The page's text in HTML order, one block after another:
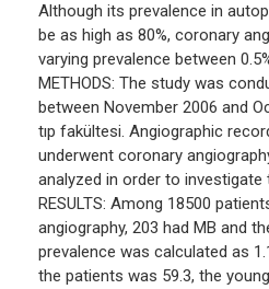
Although its prevalence in
be as high as 80%, coronary
varying prevalence between
METHODS: The study was
between November 2006 and
tıp fakültesi. Angiographic
underwent coronary
analyzed in order to investigate
RESULTS: Among 18500
angiography, 203 had MB and
prevalence was calculated as
the patients was 59.3, the